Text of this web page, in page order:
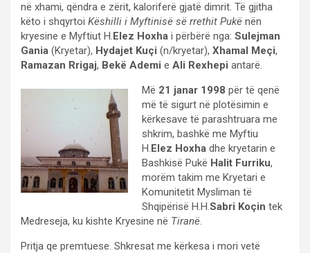
në xhami, qëndra e zërit, kaloriferë gjatë dimrit. Të gjitha
këto i shqyrtoi Këshilli i Myftinisë së rrethit Pukë nën
kryesine e Myftiut H.Elez Hoxha i përbërë nga: Sulejman
Gania (Kryetar), Hydajet Kuçi (n/kryetar), Xhamal Meçi,
Ramazan Rrigaj, Bekë Ademi e Ali Rexhepi antarë.
Më 21 janar 1998 për të qenë
më të sigurt në plotësimin e
kërkesave të parashtruara me
shkrim, bashkë me Myftiu
H.Elez Hoxha dhe kryetarin e
Bashkisë Pukë Halit Furriku,
morëm takim me Kryetari e
Komunitetit Mysliman të
Shqipërisë H.H.Sabri Koçin tek
Medreseja, ku kishte Kryesine në Tiranë.
Pritja qe premtuese. Shkresat me kërkesa i mori vetë